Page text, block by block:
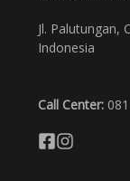
Jl. Palutungan,
Indonesia
Call Center: